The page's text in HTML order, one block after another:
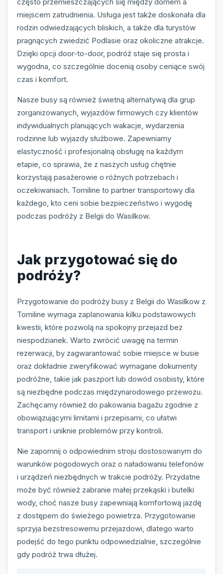
miejscem zatrudnienia. Usługa jest także doskonała dla
rodzin odwiedzających bliskich, a także dla turystów
pragnących zwiedzić Podlasie oraz okoliczne atrakcje.
Dzięki opcji door-to-door, podróż staje się prosta i
wygodna, co szczególnie docenią osoby ceniące swój
czas i komfort.
Nasze busy są również świetną alternatywą dla grup
zorganizowanych, wyjazdów firmowych czy klientów
indywidualnych planujących wakacje, wydarzenia
rodzinne lub wyjazdy służbowe. Zapewniamy
elastyczność i profesjonalną obsługę na każdym
etapie, co sprawia, że z naszych usług chętnie
korzystają pasażerowie o różnych potrzebach i
oczekiwaniach. Tomiline to partner transportowy dla
każdego, kto ceni sobie bezpieczeństwo i wygodę
podczas podróży z Belgii do Wasilkow.
Jak przygotować się do
podróży?
Przygotowanie do podróży busy z Belgii do Wasilkow z
Tomiline wymaga zaplanowania kilku podstawowych
kwestii, które pozwolą na spokojny przejazd bez
niespodzianek. Warto zwrócić uwagę na termin
rezerwacji, by zagwarantować sobie miejsce w busie
oraz dokładnie zweryfikować wymagane dokumenty
podróżne, takie jak paszport lub dowód osobisty, które
są niezbędne podczas międzynarodowego przewozu.
Zachęcamy również do pakowania bagażu zgodnie z
obowiązującymi limitami i przepisami, co ułatwi
transport i uniknie problemów przy kontroli.
Nie zapomnij o odpowiednim stroju dostosowanym do
warunków pogodowych oraz o naładowaniu telefonów
i urządzeń niezbędnych w trakcie podróży. Przydatne
może być również zabranie małej przekąski i butelki
wody, choć nasze busy zapewniają komfortową jazdę
z dostępem do świeżego powietrza. Przygotowanie
sprzyja bezstresowemu przejazdowi, dlatego warto
podejść do tego punktu odpowiedzialnie, szczególnie
gdy podróż trwa dłużej.